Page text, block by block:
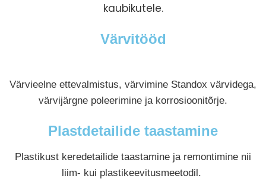
kaubikutele.
Värvitööd
Värvieelne ettevalmistus, värvimine Standox värvidega,
värvijärgne poleerimine ja korrosioonitõrje.
Plastdetailide taastamine
Plastikust keredetailide taastamine ja remontimine nii
liim- kui plastikeevitusmeetodil.